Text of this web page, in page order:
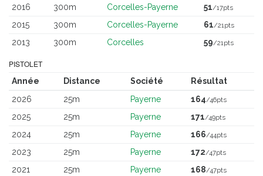
2016 300m Corcelles-Payerne 51/17pts
2015 300m Corcelles-Payerne 61/21pts
2013 300m Corcelles 59/21pts
PISTOLET
Année Distance Société
Résultat
2026
25m Payerne 164/46pts
2025 25m Payerne 171/49pts
2024 25m Payerne 166/44pts
2023 25m Payerne 172/47pts
2021 25m Payerne 168/47pts